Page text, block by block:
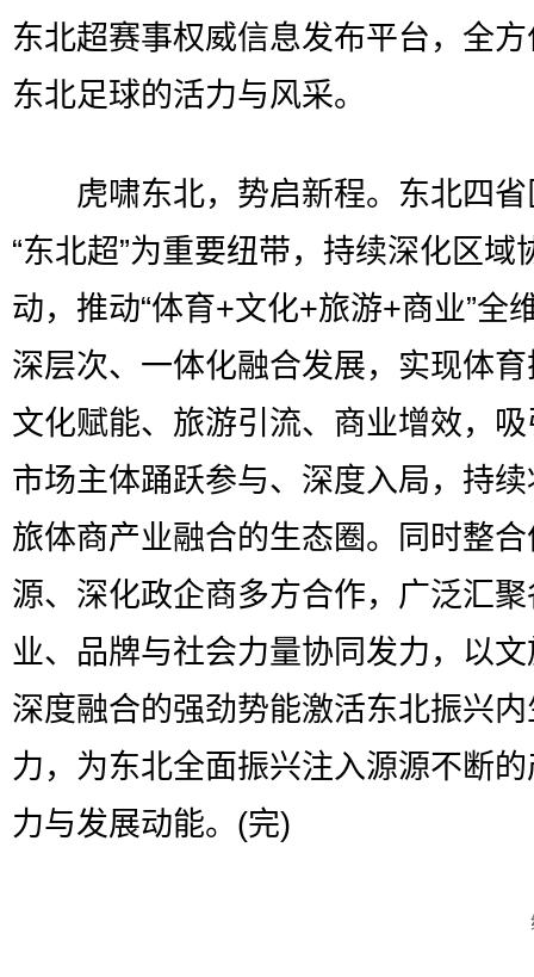
东北超赛事权威信息发布平台，全
东北足球的活力与风采。
虎啸东北，势启新程。东北四省
“东北超”为重要纽带，持续深化区域
动，推动“体育+文化+旅游+商业”全
深层次、一体化融合发展，实现体
文化赋能、旅游引流、商业增效，
市场主体踊跃参与、深度入局，持
旅体商产业融合的生态圈。同时整
源、深化政企商多方合作，广泛汇
业、品牌与社会力量协同发力，以
深度融合的强劲势能激活东北振兴
力，为东北全面振兴注入源源不断
力与发展动能。(完)